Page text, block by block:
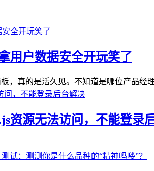
用户数据安全开玩笑了
，真的是活久见。不知道是哪位产品经
资源无法访问，不能登录